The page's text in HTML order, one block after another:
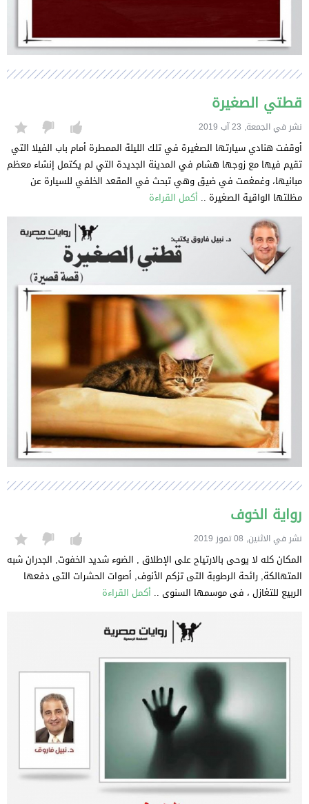
قطتي الصغيرة
نشر في الجمعة, 23 آب 2019
أوقفت هنادي سيارتها الصغيرة في تلك الليلة الممطرة أمام باب الفيلا التي
تقيم فيها مع زوجها هشام في المدينة الجديدة التي لم يكتمل إنشاء معظم
مبانيها، وغمغمت في ضيق وهي تبحث في المقعد الخلفي للسيارة عن
مظلتها الواقية الصغيرة .. أكمل القراءة
رواية الخوف
نشر في الاثنين, 08 تموز 2019
المكان كله لا يوحى بالارتياح على الإطلاق , الضوء شديد الخفوت, الجدران شبه
المتهالكة, رائحة الرطوبة التى تزكم الأنوف, أصوات الحشرات التى دفعها
الربيع للتغازل ، فى موسمها السنوى .. أكمل القراءة